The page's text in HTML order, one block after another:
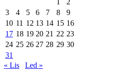
1
2
3
4 5 6 7 8
9
10 11 12 13 14 15 16
17 18 19 20 21 22 23
24 25 26 27 28 29 30
31
« Lis
Led »